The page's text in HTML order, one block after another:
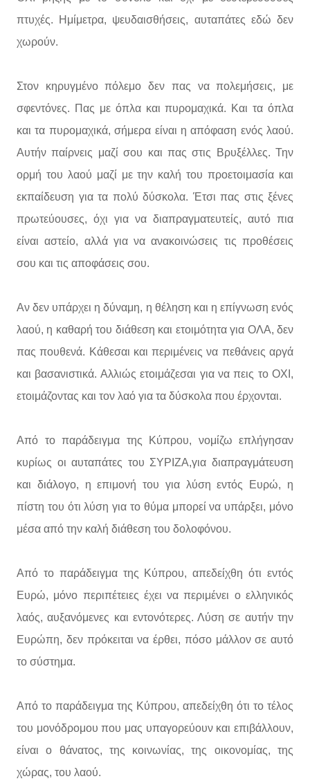
πτυχές. Ημίμετρα, ψευδαισθήσεις, αυταπάτες εδώ δεν
χωρούν.
Στον κηρυγμένο πόλεμο δεν πας να πολεμήσεις, με
σφεντόνες. Πας με όπλα και πυρομαχικά. Και τα όπλα
και τα πυρομαχικά, σήμερα είναι η απόφαση ενός λαού.
Αυτήν παίρνεις μαζί σου και πας στις Βρυξέλλες. Την
ορμή του λαού μαζί με την καλή του προετοιμασία και
εκπαίδευση για τα πολύ δύσκολα. Έτσι πας στις ξένες
πρωτεύουσες, όχι για να διαπραγματευτείς, αυτό πια
είναι αστείο, αλλά για να ανακοινώσεις τις προθέσεις
σου και τις αποφάσεις σου.
Αν δεν υπάρχει η δύναμη, η θέληση και η επίγνωση ενός
λαού, η καθαρή του διάθεση και ετοιμότητα για ΟΛΑ, δεν
πας πουθενά. Κάθεσαι και περιμένεις να πεθάνεις αργά
και βασανιστικά. Αλλιώς ετοιμάζεσαι για να πεις το ΟΧΙ,
ετοιμάζοντας και τον λαό για τα δύσκολα που έρχονται.
Από το παράδειγμα της Κύπρου, νομίζω επλήγησαν
κυρίως οι αυταπάτες του ΣΥΡΙΖΑ,για διαπραγμάτευση
και διάλογο, η επιμονή του για λύση εντός Ευρώ, η
πίστη του ότι λύση για το θύμα μπορεί να υπάρξει, μόνο
μέσα από την καλή διάθεση του δολοφόνου.
Από το παράδειγμα της Κύπρου, απεδείχθη ότι εντός
Ευρώ, μόνο περιπέτειες έχει να περιμένει ο ελληνικός
λαός, αυξανόμενες και εντονότερες. Λύση σε αυτήν την
Ευρώπη, δεν πρόκειται να έρθει, πόσο μάλλον σε αυτό
το σύστημα.
Από το παράδειγμα της Κύπρου, απεδείχθη ότι το τέλος
του μονόδρομου που μας υπαγορεύουν και επιβάλλουν,
είναι ο θάνατος, της κοινωνίας, της οικονομίας, της
χώρας, του λαού.